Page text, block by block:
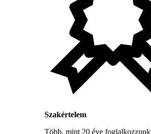
Szakértelem
Több, mint 20 éve foglalkozzunk